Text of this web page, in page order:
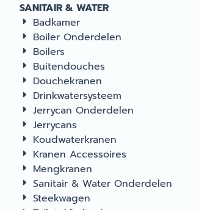
SANITAIR & WATER
Badkamer
Boiler Onderdelen
Boilers
Buitendouches
Douchekranen
Drinkwatersysteem
Jerrycan Onderdelen
Jerrycans
Koudwaterkranen
Kranen Accessoires
Mengkranen
Sanitair & Water Onderdelen
Steekwagen